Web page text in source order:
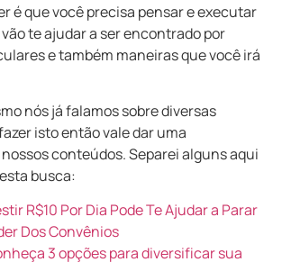
é que você precisa pensar e executar
te ajudar a ser encontrado por
e também maneiras que você irá
nós já falamos sobre diversas
isto então vale dar uma
conteúdos. Separei alguns aqui
busca:
R$10 Por Dia Pode Te Ajudar a Parar
Dos Convênios
3 opções para diversificar sua